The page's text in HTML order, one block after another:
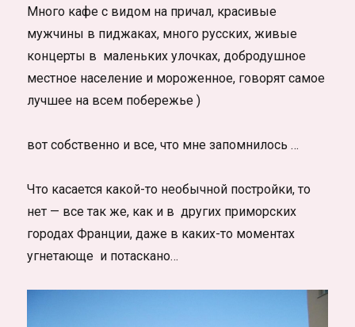
Много кафе с видом на причал, красивые
мужчины в пиджаках, много русских, живые
концерты в маленьких улочках, добродушное
местное население и мороженное, говорят самое
лучшее на всем побережье )
вот собственно и все, что мне запомнилось …
Что касается какой-то необычной постройки, то
нет — все так же, как и в других приморских
городах Франции, даже в каких-то моментах
угнетающе и потаскано…